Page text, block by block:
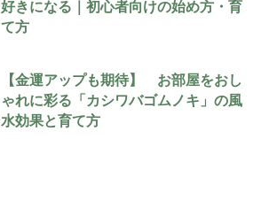
好きになる｜初心者向けの始め方・育
て方
【金運アップも期待】 お部屋をおし
ゃれに彩る「カシワバゴムノキ」の風
水効果と育て方